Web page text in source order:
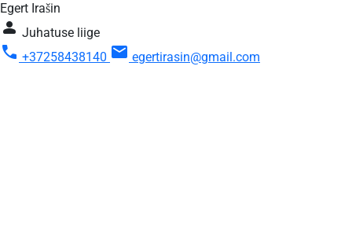
Egert Irašin
person Juhatuse liige
call +37258438140 mail egertirasin@gmail.com